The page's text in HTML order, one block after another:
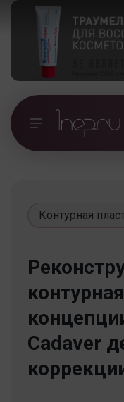
Контурная
Cadaver